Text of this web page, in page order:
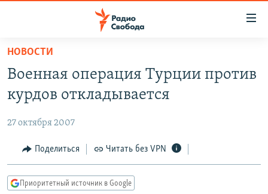
упрощенного
доступа
основному
Вернутся
главной
АВТОРСКИЕ ПРОЕКТЫ
ЦИТАТЫ СВОБОДЫ
МНЕНИЯ
НОВОСТИ
Военная операция Турции против
курдов откладывается
27 октября 2007
Поделиться Читать без VPN
Приоритетный источник в Google